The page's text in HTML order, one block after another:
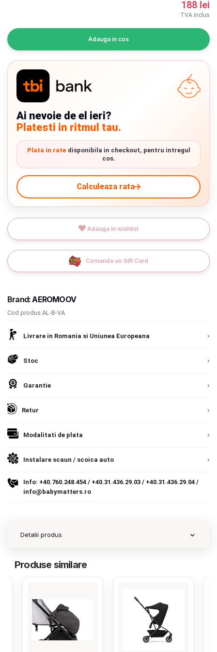
Informatii companie
Despre noi
Regulament giveaway
Showroom
Depozit
Termeni si conditii
Politica de confidentialitate
Politica de utilizare cookie-uri
Politica de livrare si retur
Formular de retur
ANPC SAL
SOL
Copyright 2026 BabyMatters
188 lei
TVA inclus
Adauga in cos
Ai nevoie de el ieri?
Platesti in ritmul tau.
Plata in ratedisponibila in checkout, pentru intregul
cos.
Calculeaza rata
Adauga in wishlist
Comanda un Gift Card
Brand:AEROMOOV
Cod produs:AL-B-VA
Livrare in Romania si Uniunea Europeana
Stoc
Garantie
Retur
Modalitati de plata
Instalare scaun / scoica auto
Info: +40.760.248.454 / +40.31.436.29.03 / +40.31.436.29.04 /
info@babymatters.ro
Detalii produs
Produse similare
Chrome cu detalii negre
Verde cu detalii negre
9.305 lei
TVA inclus
Adauga in cos
Livrare prin curier in Romania si in Uniunea
Europeana. Toate comenzile sunt expediate din
Romania, direct la client.
Detalii
Detalii